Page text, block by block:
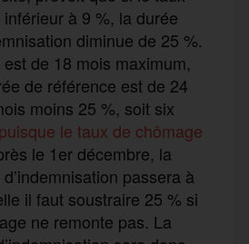
à 9 %, la durée
diminue de 25 %.
est de 18 mois maximum,
de référence est de 24
moins 25 %, soit six
puisque le taux de chômage
le 1er décembre, la
passera à
il faut soustraire 25 % si
ne remonte pas. La